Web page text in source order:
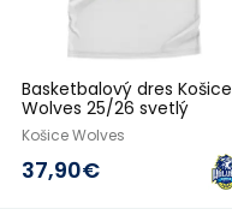
Basketbalový dres Košice
Wolves 25/26 svetlý
Košice Wolves
37,90€